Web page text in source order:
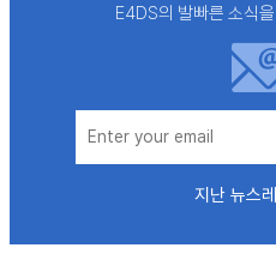
E4DS의 발빠른 소식
지난 뉴스